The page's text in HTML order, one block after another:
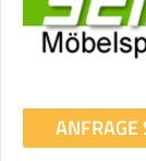
ANFRAGE